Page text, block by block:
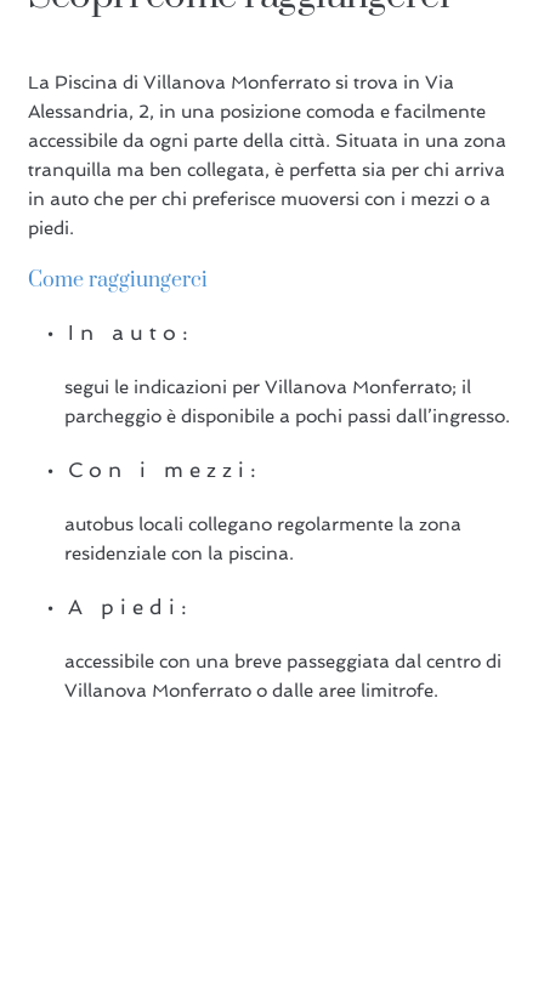
La Piscina di Villanova Monferrato si trova in Via
Alessandria, 2, in una posizione comoda e facilmente
accessibile da ogni parte della città. Situata in una zona
tranquilla ma ben collegata, è perfetta sia per chi arriva
in auto che per chi preferisce muoversi con i mezzi o a
piedi.
Come raggiungerci
In auto:
segui le indicazioni per Villanova Monferrato; il
parcheggio è disponibile a pochi passi dall’ingresso.
Con i mezzi:
autobus locali collegano regolarmente la zona
residenziale con la piscina.
A piedi:
accessibile con una breve passeggiata dal centro di
Villanova Monferrato o dalle aree limitrofe.